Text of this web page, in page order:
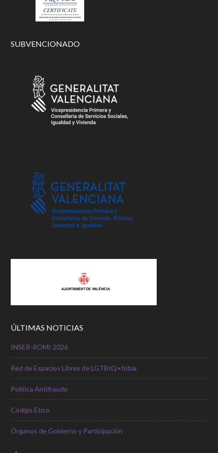
SUBVENCIONADO
ÚLTIMAS NOTICIAS
INSER-ROMI 2026
Red de Espacios Libres de LGTBIQ+fobia.
Política Antifraude
Código Ético
Órganos de Gobierno y Participación